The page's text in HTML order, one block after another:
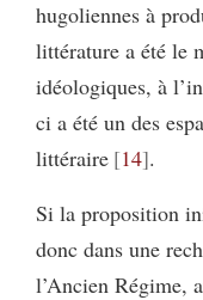
hugoliennes à
littérature a été le
idéologiques, à
ci a été un des
littéraire 14 .
Si la proposition
donc dans une
l’Ancien Régime,